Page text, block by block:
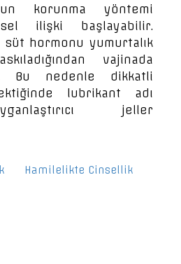
korunma yöntemi
ilişki başlayabilir.
süt hormonu yumurtalık
vajinada
Bu nedenle dikkatli
lubrikant adı
jeller
Hamilelikte Cinsellik